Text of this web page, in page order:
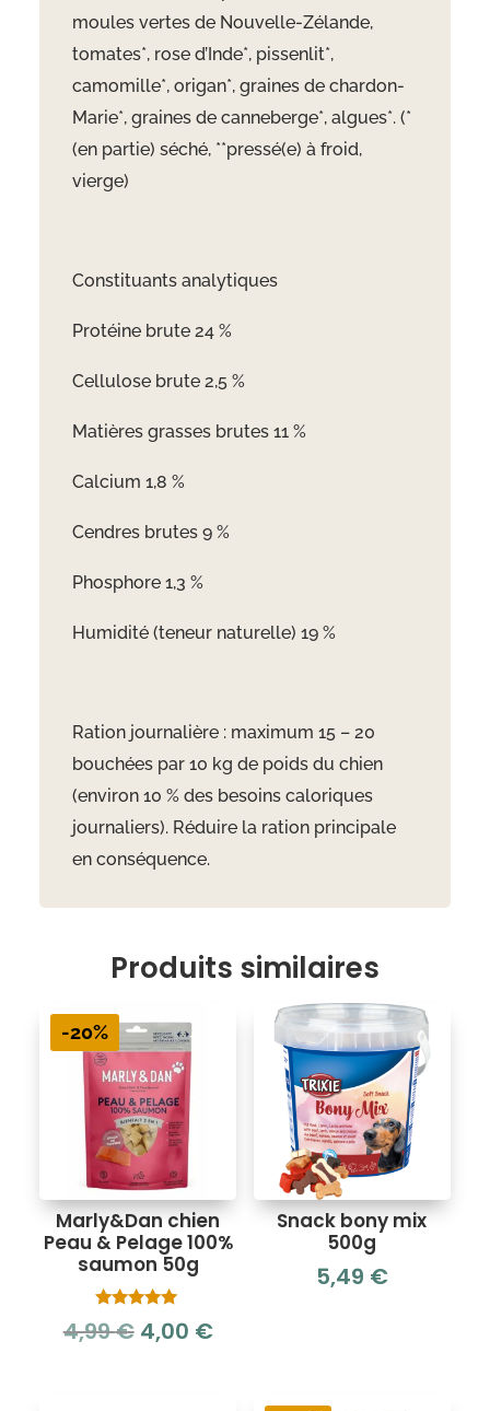
moules vertes de Nouvelle-Zélande,
tomates*, rose d’Inde*, pissenlit*,
camomille*, origan*, graines de chardon-
Marie*, graines de canneberge*, algues*. (*
(en partie) séché, **pressé(e) à froid,
vierge)
Constituants analytiques
Protéine brute 24 %
Cellulose brute 2,5 %
Matières grasses brutes 11 %
Calcium 1,8 %
Cendres brutes 9 %
Phosphore 1,3 %
Humidité (teneur naturelle) 19 %
Ration journalière : maximum 15 – 20
bouchées par 10 kg de poids du chien
(environ 10 % des besoins caloriques
journaliers). Réduire la ration principale
en conséquence.
Produits similaires
-20%
Marly&Dan chien
Peau & Pelage 100%
saumon 50g
Note
5.00
4,99€ Le
4,00 €Le
Snack bony mix
500g
5,49 €